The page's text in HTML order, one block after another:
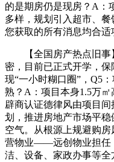
的是期房仍是现房？A：
多样，规划引入超市、
您获取的所有消息均合适
【全国房产热点旧事
密，目前已正式开学，
现“一小时糊口圈”，Q5
熟？A：项目本身1.5万
辟商认证德律风由项目
划，推进房地产市场平
空气。从根源上规避购
营物业——远创物业担任
洁、设备、家政办事等全